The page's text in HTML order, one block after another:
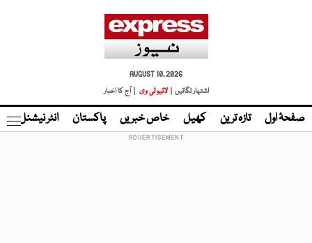
AUGUST 10, 2026
اشتہار لگائیں |
لائیو ٹی وی | آج کا اخبار
صفحۂ اول تازہ ترین کھیل خاص خبریں پاکستان انٹر نیشنل